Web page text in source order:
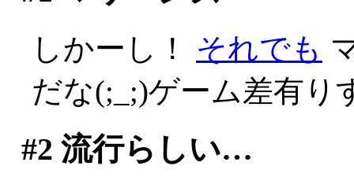
しかーし！ それでも
だな(;_;)ゲーム差有
#2 流行らしい…